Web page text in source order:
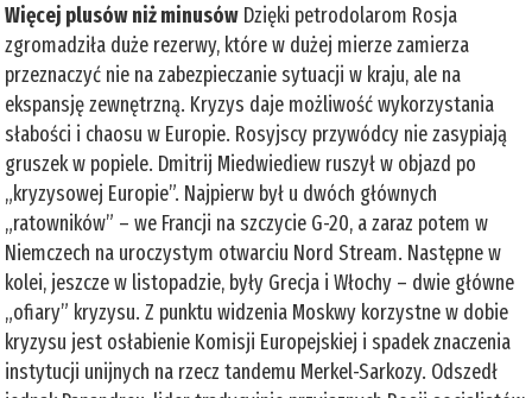
Więcej plusów niż minusów Dzięki petrodolarom Rosja
zgromadziła duże rezerwy, które w dużej mierze zamierza
przeznaczyć nie na zabezpieczanie sytuacji w kraju, ale na
ekspansję zewnętrzną. Kryzys daje możliwość wykorzystania
słabości i chaosu w Europie. Rosyjscy przywódcy nie zasypiają
gruszek w popiele. Dmitrij Miedwiediew ruszył w objazd po
„kryzysowej Europie”. Najpierw był u dwóch głównych
„ratowników” – we Francji na szczycie G-20, a zaraz potem w
Niemczech na uroczystym otwarciu Nord Stream. Następne w
kolei, jeszcze w listopadzie, były Grecja i Włochy – dwie główne
„ofiary” kryzysu. Z punktu widzenia Moskwy korzystne w dobie
kryzysu jest osłabienie Komisji Europejskiej i spadek znaczenia
instytucji unijnych na rzecz tandemu Merkel-Sarkozy. Odszedł